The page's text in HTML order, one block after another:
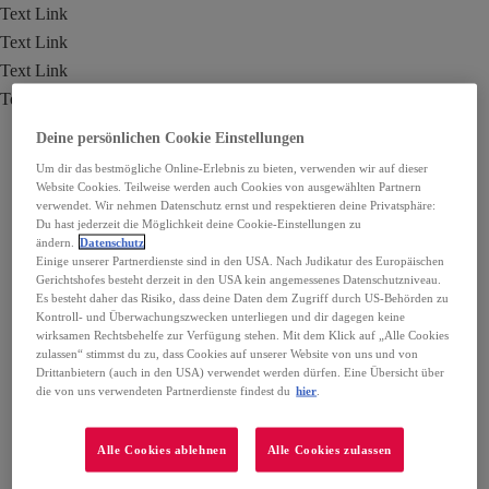
Text Link
Text Link
Text Link
Text Link
Deine persönlichen Cookie Einstellungen
Um dir das bestmögliche Online-Erlebnis zu bieten, verwenden wir auf dieser
Website Cookies. Teilweise werden auch Cookies von ausgewählten Partnern
verwendet. Wir nehmen Datenschutz ernst und respektieren deine Privatsphäre:
Du hast jederzeit die Möglichkeit deine Cookie-Einstellungen zu
ändern.
Datenschutz
Einige unserer Partnerdienste sind in den USA. Nach Judikatur des Europäischen
Gerichtshofes besteht derzeit in den USA kein angemessenes Datenschutzniveau.
Es besteht daher das Risiko, dass deine Daten dem Zugriff durch US-Behörden zu
Kontroll- und Überwachungszwecken unterliegen und dir dagegen keine
wirksamen Rechtsbehelfe zur Verfügung stehen. Mit dem Klick auf „Alle Cookies
zulassen“ stimmst du zu, dass Cookies auf unserer Website von uns und von
Drittanbietern (auch in den USA) verwendet werden dürfen. Eine Übersicht über
die von uns verwendeten Partnerdienste findest du hier
Alle Cookies ablehnen Alle Cookies zulassen